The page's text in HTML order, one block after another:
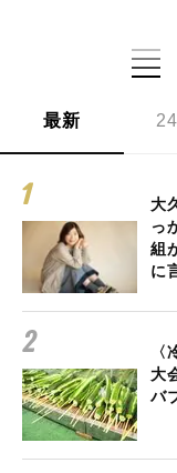
最新
大
っ
組
に
大
バ